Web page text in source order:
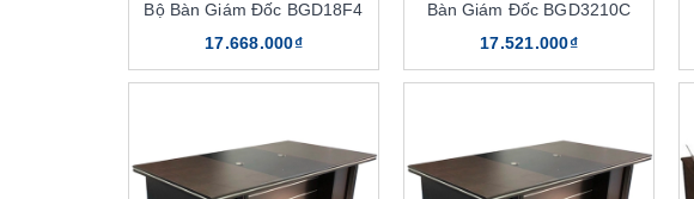
Bộ Bàn Giám Đốc BGD18F4
17.668.000₫
Bàn Giám Đốc BGD3210C
17.521.000₫